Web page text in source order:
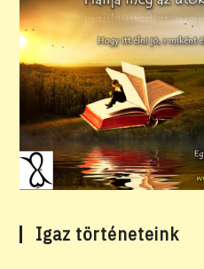
Igaz történeteink